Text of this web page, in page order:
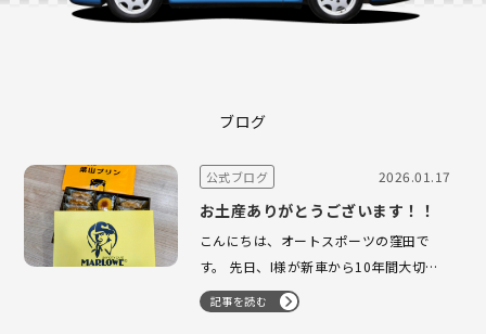
ブログ
公式ブログ 2026.01.17
お土産ありがとうございます！！
こんにちは、オートスポーツの窪田で
す。 先日、I様が新車から10年間大切に
お乗りいただいたお車をご売却されるに
あたり、横浜ファクトリーにお預けにな
記事を読む